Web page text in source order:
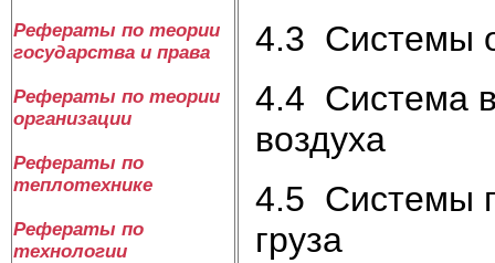
Рефераты по теории
государства и права
Рефераты по теории
организации
Рефераты по
теплотехнике
Рефераты по
технологии
4.3 Системы
4.4 Система
воздуха
4.5 Системы
груза